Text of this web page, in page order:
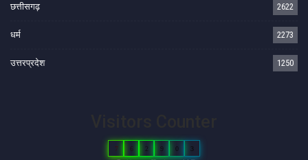
छत्तीसगढ़ 2622
धर्म 2273
उत्तरप्रदेश 1250
7 6 2 9 0 3